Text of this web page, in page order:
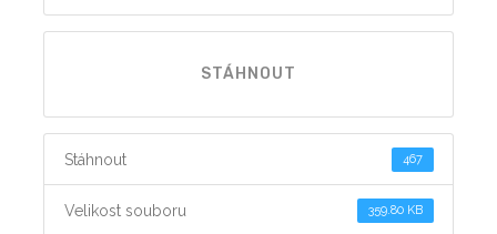
STÁHNOUT
Stáhnout 467
Velikost souboru 359.80 KB